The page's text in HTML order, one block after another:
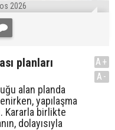
2026
planları
alan planda
yapılaşma
Kararla birlikte
dolayısıyla
A+
A-